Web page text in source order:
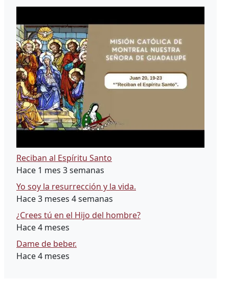
Reciban al Espíritu Santo
Hace 1 mes 3 semanas
Yo soy la resurrección y la vida.
Hace 3 meses 4 semanas
¿Crees tú en el Hijo del hombre?
Hace 4 meses
Dame de beber.
Hace 4 meses